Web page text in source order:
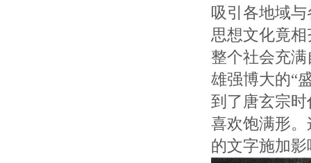
吸引各地域
思想文化竟
整个社会充
雄强博大的“
到了唐玄宗
喜欢饱满形
的文字施加